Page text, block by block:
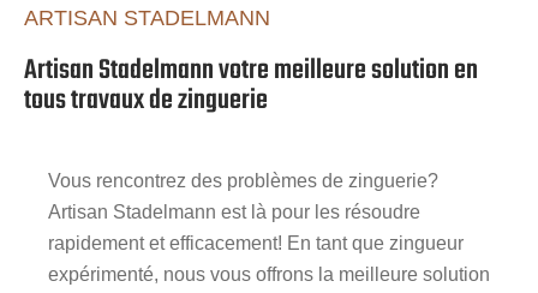
ARTISAN STADELMANN
Artisan Stadelmann votre meilleure solution en
tous travaux de zinguerie
Vous rencontrez des problèmes de zinguerie?
Artisan Stadelmann est là pour les résoudre
rapidement et efficacement! En tant que zingueur
expérimenté, nous vous offrons la meilleure solution